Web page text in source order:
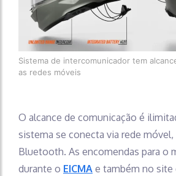
Sistema de intercomunicador tem
as redes móveis
O alcance de comunicação é
sistema se conecta via rede móvel,
Bluetooth. As encomendas para o
durante o EICMA e também no site